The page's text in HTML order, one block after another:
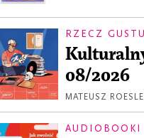
RZECZ GUSTU
08/2026
MATEUSZ
AUDIOBOOKI